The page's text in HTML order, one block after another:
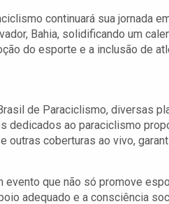
continuará sua jornada
Bahia, solidificando um
do esporte e a inclusão de
de Paraciclismo, diversas
dedicados ao paraciclismo
outras coberturas ao vivo,
evento que não só promove
adequado e a consciência